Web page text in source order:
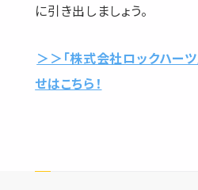
に引き出しましょう。
＞＞「株式会社ロックハー
せはこちら！